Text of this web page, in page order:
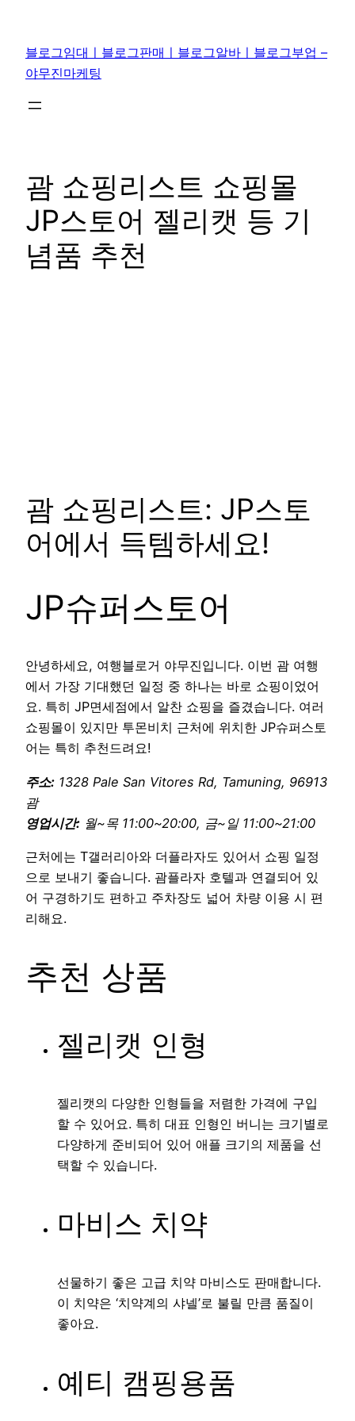
블로그임대ㅣ블로그판매ㅣ블로그알바ㅣ블로그부업 –
야무진마케팅
괌 쇼핑리스트 쇼핑몰
JP스토어 젤리캣 등 기
념품 추천
괌 쇼핑리스트: JP스토
어에서 득템하세요!
JP슈퍼스토어
안녕하세요, 여행블로거 야무진입니다. 이번 괌 여행
에서 가장 기대했던 일정 중 하나는 바로 쇼핑이었어
요. 특히 JP면세점에서 알찬 쇼핑을 즐겼습니다. 여러
쇼핑몰이 있지만 투몬비치 근처에 위치한 JP슈퍼스토
어는 특히 추천드려요!
주소: 1328 Pale San Vitores Rd, Tamuning, 96913
괌
영업시간: 월~목 11:00~20:00, 금~일 11:00~21:00
근처에는 T갤러리아와 더플라자도 있어서 쇼핑 일정
으로 보내기 좋습니다. 괌플라자 호텔과 연결되어 있
어 구경하기도 편하고 주차장도 넓어 차량 이용 시 편
리해요.
추천 상품
젤리캣 인형
젤리캣의 다양한 인형들을 저렴한 가격에 구입
할 수 있어요. 특히 대표 인형인 버니는 크기별로
다양하게 준비되어 있어 애플 크기의 제품을 선
택할 수 있습니다.
마비스 치약
선물하기 좋은 고급 치약 마비스도 판매합니다.
이 치약은 ‘치약계의 샤넬’로 불릴 만큼 품질이
좋아요.
예티 캠핑용품